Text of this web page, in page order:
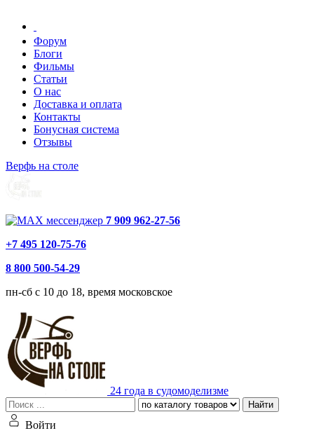
Форум
Блоги
Фильмы
Статьи
О нас
Доставка и оплата
Контакты
Бонусная система
Отзывы
Верфь на столе
7 909 962-27-56
+7 495 120-75-76
8 800 500-54-29
пн-сб с 10 до 18, время московское
24 года в судомоделизме
Найти
Войти